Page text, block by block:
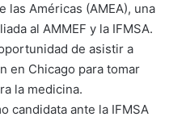
las Américas (AMEA), una
al AMMEF y la IFMSA.
de asistir a
en Chicago para tomar
la medicina.
candidata ante la IFMSA